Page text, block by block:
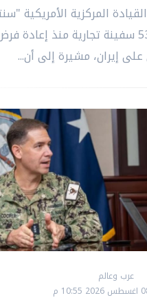
المركزية الأمريكية
مسار 53 سفينة تجارية منذ إعادة
على إيران، مشيرة إلى أن...
عرب وعالم